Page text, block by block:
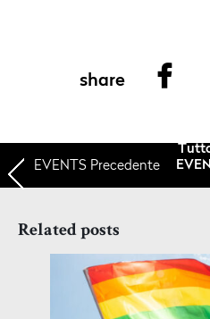
share
EVENTS Precedente
Related posts